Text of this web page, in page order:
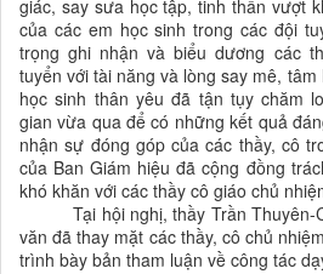
giác, say sưa học tập, tinh thần vượt
của các em học sinh trong các đội
trọng ghi nhận và biểu dương các
tuyển với tài năng và lòng say mê,
học sinh thân yêu đã tận tụy chăm
gian vừa qua để có những kết quả
nhận sự đóng góp của các thầy, cô
của Ban Giám hiệu đã cộng đồng
khó khăn với các thầy cô giáo chủ
Tại hội nghị, thầy Trần Thuyên-
văn đã thay mặt các thầy, cô chủ
trình bày bản tham luận về công tác